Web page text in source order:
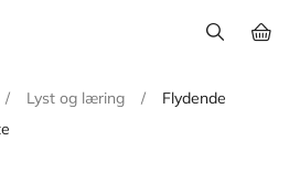
/ Lyst og læring /
Flydende